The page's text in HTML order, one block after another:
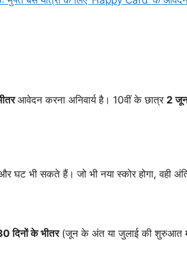
आवेदन करना अनिवार्य है। 10वीं के छात्र 2
घट भी सकते हैं। जो भी नया स्कोर होगा, वही
दिनों के भीतर(जून के अंत या जुलाई की शुरुआत